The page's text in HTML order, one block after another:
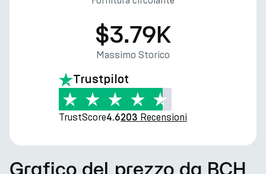
$3.79K
Massimo Storico
Trustpilot
TrustScore4.6203 Recensioni
Grafico del prezzo da BCH